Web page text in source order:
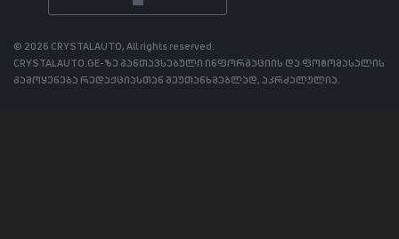
© 2026 CRYSTALAUTO, All rights reserved.
CRYSTALAUTO.GE-ზე განთავსებული ინფორმაციის და ფოტომასალის
გამოყენება რედაქციასთან შეუთანხმებლად, აკრძალულია.